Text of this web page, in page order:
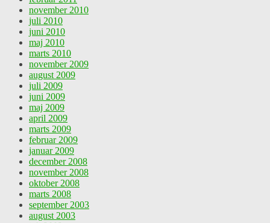
november 2010
juli 2010
juni 2010
maj 2010
marts 2010
november 2009
august 2009
juli 2009
juni 2009
maj 2009
april 2009
marts 2009
februar 2009
januar 2009
december 2008
november 2008
oktober 2008
marts 2008
september 2003
august 2003